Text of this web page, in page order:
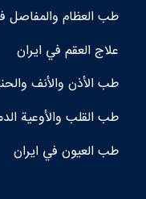
طب العظام والمفاصل
علاج العقم في ايران
طب الأذن والأنف
طب القلب والأوعية
طب العيون في ايران